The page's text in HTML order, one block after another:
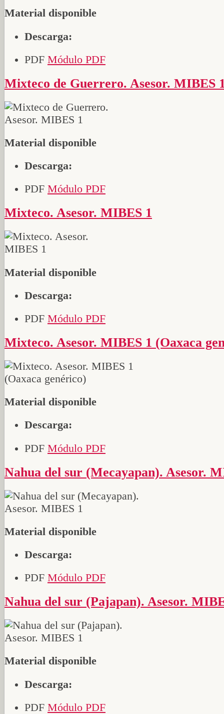
Material disponible
Descarga:
PDF Módulo PDF
Mixteco de Guerrero. Asesor. MIBES
Material disponible
Descarga:
PDF Módulo PDF
Mixteco. Asesor. MIBES 1
Material disponible
Descarga:
PDF Módulo PDF
Mixteco. Asesor. MIBES 1 (Oaxaca
Material disponible
Descarga:
PDF Módulo PDF
Nahua del sur (Mecayapan). Asesor.
Material disponible
Descarga:
PDF Módulo PDF
Nahua del sur (Pajapan). Asesor.
Material disponible
Descarga:
PDF Módulo PDF